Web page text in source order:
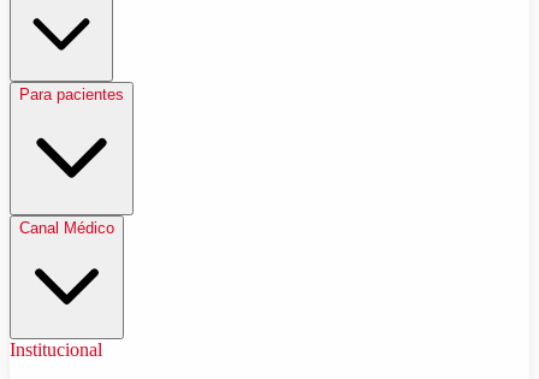
Para pacientes
Canal Médico
Institucional